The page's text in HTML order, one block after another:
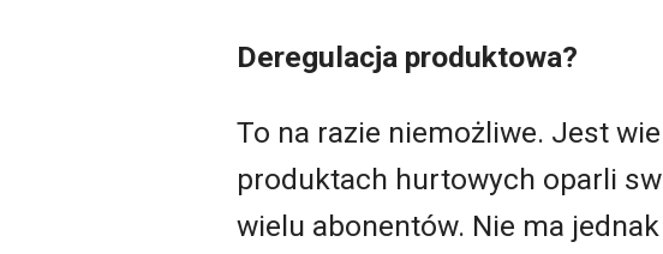
Deregulacja produktowa?
To na razie niemożliwe. Jest
produktach hurtowych oparli
wielu abonentów. Nie ma